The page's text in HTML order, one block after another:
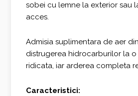
sobei cu lemne la exterior sau
acces.
Admisia suplimentara de aer
distrugerea hidrocarburilor la
ridicata, iar arderea completa
Caracteristici: